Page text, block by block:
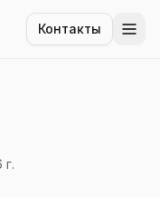
Контакты
г.